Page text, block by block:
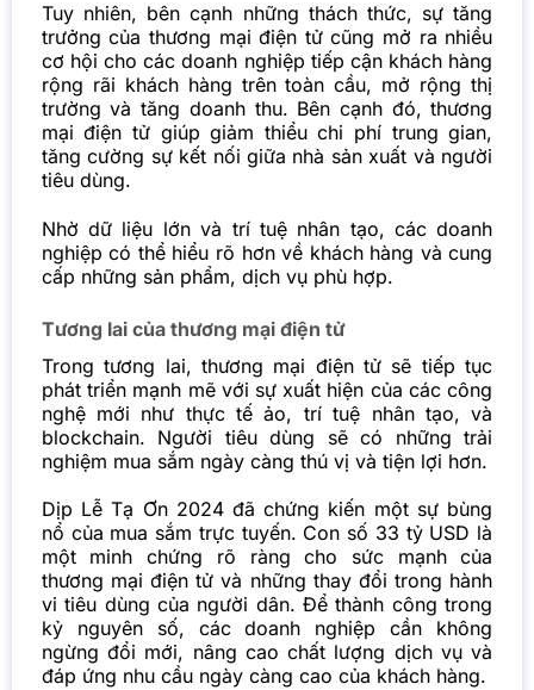
Tuy nhiên, bên cạnh những thách thức, sự tăng
trưởng của thương mại điện tử cũng mở ra nhiều
cơ hội cho các doanh nghiệp tiếp cận khách hàng
rộng rãi khách hàng trên toàn cầu, mở rộng thị
trường và tăng doanh thu. Bên cạnh đó, thương
mại điện tử giúp giảm thiểu chi phí trung gian,
tăng cường sự kết nối giữa nhà sản xuất và người
tiêu dùng.
Nhờ dữ liệu lớn và trí tuệ nhân tạo, các doanh
nghiệp có thể hiểu rõ hơn về khách hàng và cung
cấp những sản phẩm, dịch vụ phù hợp.
Tương lai của thương mại điện tử
Trong tương lai, thương mại điện tử sẽ tiếp tục
phát triển mạnh mẽ với sự xuất hiện của các công
nghệ mới như thực tế ảo, trí tuệ nhân tạo, và
blockchain. Người tiêu dùng sẽ có những trải
nghiệm mua sắm ngày càng thú vị và tiện lợi hơn.
Dịp Lễ Tạ Ơn 2024 đã chứng kiến một sự bùng
nổ của mua sắm trực tuyến. Con số 33 tỷ USD là
một minh chứng rõ ràng cho sức mạnh của
thương mại điện tử và những thay đổi trong hành
vi tiêu dùng của người dân. Để thành công trong
kỷ nguyên số, các doanh nghiệp cần không
ngừng đổi mới, nâng cao chất lượng dịch vụ và
đáp ứng nhu cầu ngày càng cao của khách hàng.